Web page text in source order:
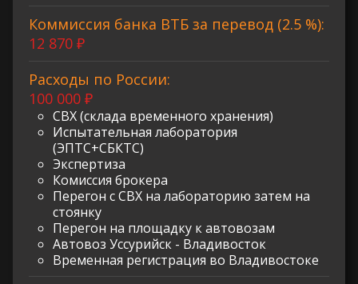
Коммиссия банка ВТБ за перевод (2.5 %):
12 870 ₽
Расходы по России:
100 000 ₽
СВХ (склада временного хранения)
Испытательная лаборатория
(ЭПТС+СБКТС)
Экспертиза
Комиссия брокера
Перегон с СВХ на лабораторию затем на
стоянку
Перегон на площадку к автовозам
Автовоз Уссурийск - Владивосток
Временная регистрация во Владивостоке